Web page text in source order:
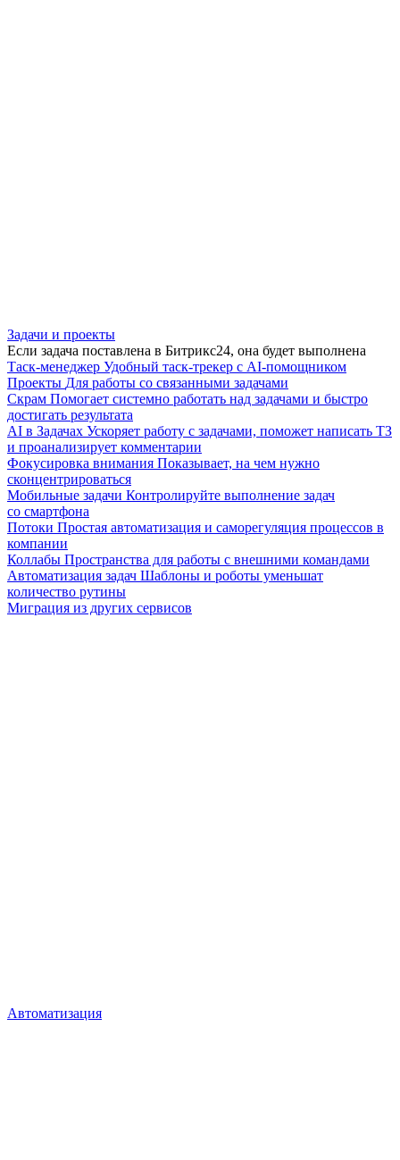
Задачи и проекты
Если задача поставлена в Битрикс24, она будет выполнена
Таск-менеджер Удобный таск-трекер с AI-помощником
Проекты Для работы со связанными задачами
Скрам Помогает системно работать над задачами и быстро
достигать результата
AI в Задачах Ускоряет работу с задачами, поможет написать ТЗ
и проанализирует комментарии
Фокусировка внимания Показывает, на чем нужно
сконцентрироваться
Мобильные задачи Контролируйте выполнение задач
со смартфона
Потоки Простая автоматизация и саморегуляция процессов в
компании
Коллабы Пространства для работы с внешними командами
Автоматизация задач Шаблоны и роботы уменьшат
количество рутины
Миграция из других сервисов
Автоматизация